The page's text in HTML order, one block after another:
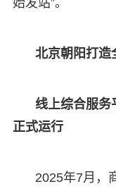
北京朝阳打造
线上综合服务
正式运行
2025年7月，